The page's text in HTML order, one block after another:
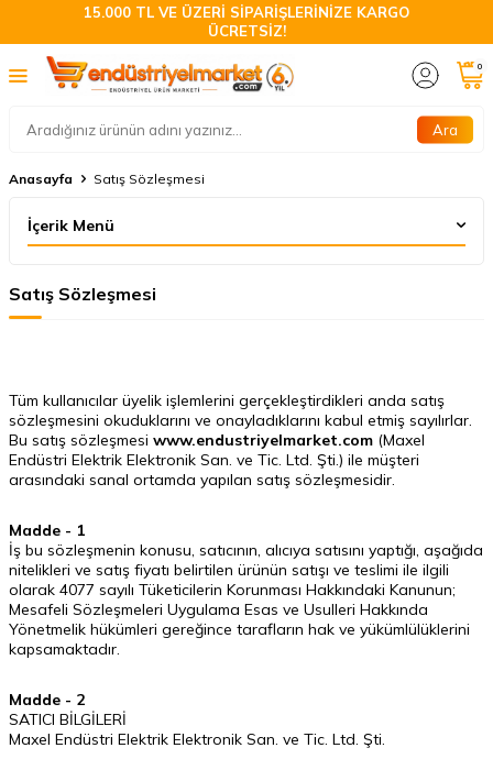
15.000 TL VE ÜZERİ SİPARİŞLERİNİZE KARGO
ÜCRETSİZ!
Ara
0
Anasayfa Satış Sözleşmesi
İçerik Menü
Satış Sözleşmesi
Tüm kullanıcılar üyelik işlemlerini gerçekleştirdikleri anda satış
sözleşmesini okuduklarını ve onayladıklarını kabul etmiş sayılırlar.
Bu satış sözleşmesi www.endustriyelmarket.com (Maxel
Endüstri Elektrik Elektronik San. ve Tic. Ltd. Şti.) ile müşteri
arasındaki sanal ortamda yapılan satış sözleşmesidir.
Madde - 1
İş bu sözleşmenin konusu, satıcının, alıcıya satısını yaptığı, aşağıda
nitelikleri ve satış fiyatı belirtilen ürünün satışı ve teslimi ile ilgili
olarak 4077 sayılı Tüketicilerin Korunması Hakkındaki Kanunun;
Mesafeli Sözleşmeleri Uygulama Esas ve Usulleri Hakkında
Yönetmelik hükümleri gereğince tarafların hak ve yükümlülüklerini
kapsamaktadır.
Madde - 2
SATICI BİLGİLERİ
Maxel Endüstri Elektrik Elektronik San. ve Tic. Ltd. Şti.